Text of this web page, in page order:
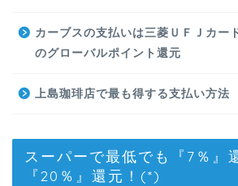
カーブスの支払いは三菱ＵＦＪカー
のグローバルポイント還元
上島珈琲店で最も得する支払い方法
スーパーで最低でも『7％』
『20％』還元！(*)